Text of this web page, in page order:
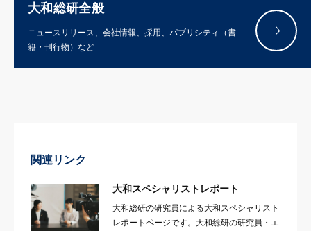
大和総研全般
ニュースリリース、会社情報、採用、パブリシティ（書
籍・刊行物）など
関連リンク
大和スペシャリストレポート
大和総研の研究員による大和スペシャリスト
レポートページです。大和総研の研究員・エ